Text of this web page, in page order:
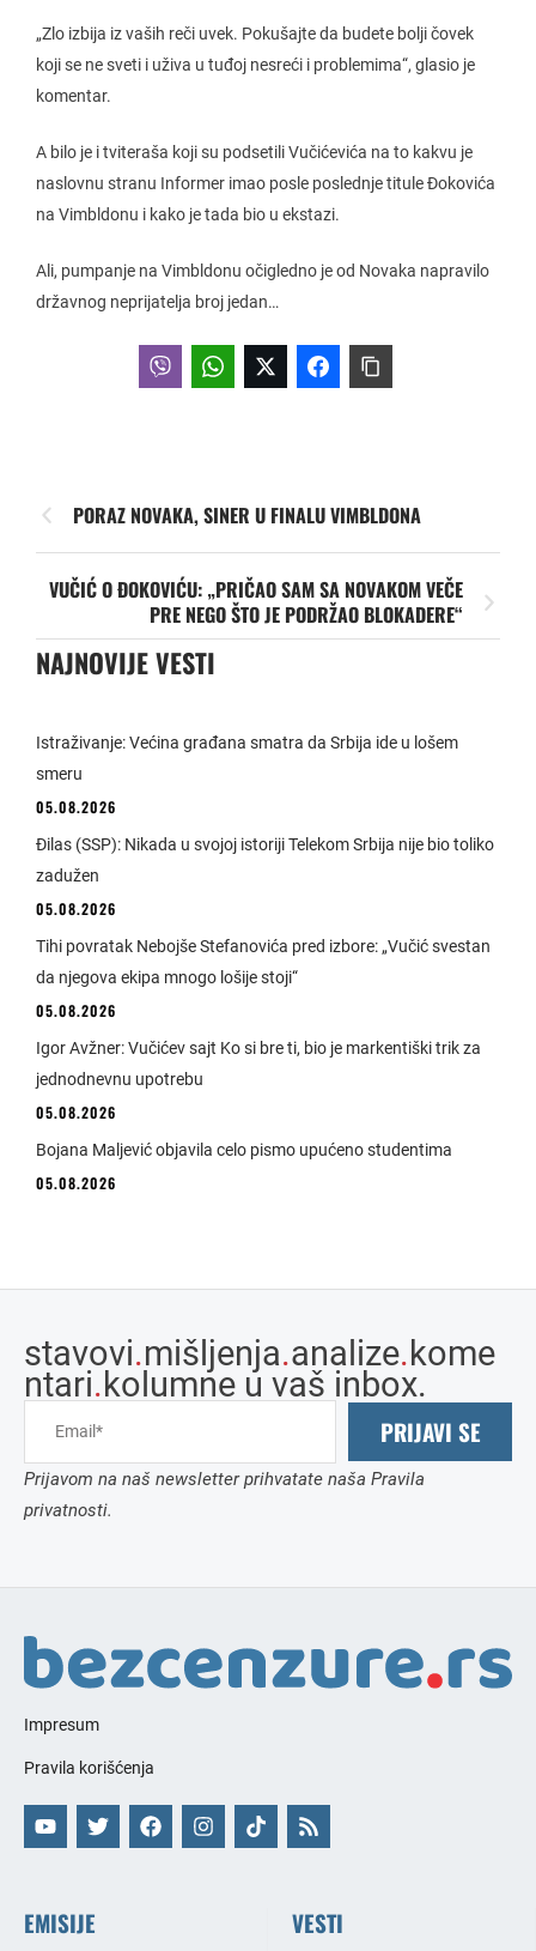
„Zlo izbija iz vaših reči uvek. Pokušajte da budete bolji čovek
koji se ne sveti i uživa u tuđoj nesreći i problemima“, glasio je
komentar.
A bilo je i tviteraša koji su podsetili Vučićevića na to kakvu je
naslovnu stranu Informer imao posle poslednje titule Đokovića
na Vimbldonu i kako je tada bio u ekstazi.
Ali, pumpanje na Vimbldonu očigledno je od Novaka napravilo
državnog neprijatelja broj jedan…
PORAZ NOVAKA, SINER U FINALU VIMBLDONA
VUČIĆ O ĐOKOVIĆU: „PRIČAO SAM SA NOVAKOM VEČE
PRE NEGO ŠTO JE PODRŽAO BLOKADERE“
NAJNOVIJE VESTI
Istraživanje: Većina građana smatra da Srbija ide u lošem
smeru
05.08.2026
Đilas (SSP): Nikada u svojoj istoriji Telekom Srbija nije bio toliko
zadužen
05.08.2026
Tihi povratak Nebojše Stefanovića pred izbore: „Vučić svestan
da njegova ekipa mnogo lošije stoji“
05.08.2026
Igor Avžner: Vučićev sajt Ko si bre ti, bio je markentiški trik za
jednodnevnu upotrebu
05.08.2026
Bojana Maljević objavila celo pismo upućeno studentima
05.08.2026
stavovi.mišljenja.analize.kome
ntari.kolumne u vaš inbox.
PRIJAVI SE
Prijavom na naš newsletter prihvatate naša Pravila
privatnosti.
Impresum
Pravila korišćenja
EMISIJE VESTI